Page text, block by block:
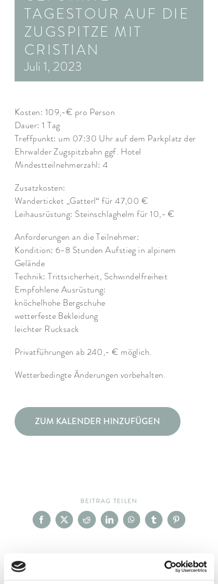
ARRANGEMENTS
WISSENSWERTES
TAGESTOUR AUF DIE
ZUGSPITZE MIT
CRISTIAN
Juli 1, 2023
Kosten: 109,-€ pro Person
Dauer: 1 Tag
Treffpunkt: um 07:30 Uhr auf dem Parkplatz der
Ehrwalder Zugspitzbahn ggf. Hotel
Mindestteilnehmerzahl: 4
Zusatzkosten:
Wanderticket „Gatterl“ für 47,00 €
Leihausrüstung: Steinschlaghelm für 10,- €
Anforderungen an die Teilnehmer:
Kondition: 6-8 Stunden Aufstieg in alpinem
Gelände
Technik: Trittsicherheit, Schwindelfreiheit
Empfohlene Ausrüstung:
knöchelhohe Bergschuhe
wetterfeste Bekleidung
leichter Rucksack
Privatführungen ab 240,- € möglich.
Wetterbedingte Änderungen vorbehalten.
ZUM KALENDER HINZUFÜGEN
BEITRAG TEILEN
Facebook
X RedditLinkedInWhatsAppTumblrPinterest
Wandern mit Herrn Staudacher
Wandern mit Herrn